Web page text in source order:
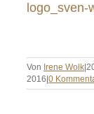
logo_sven-
Von Irene Wolk
2016 0